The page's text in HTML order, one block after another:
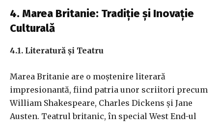
4. Marea Britanie: Tradiție și Inovație
Culturală
4.1. Literatură și Teatru
Marea Britanie are o moștenire literară
impresionantă, fiind patria unor scriitori precum
William Shakespeare, Charles Dickens și Jane
Austen. Teatrul britanic, în special West End-ul